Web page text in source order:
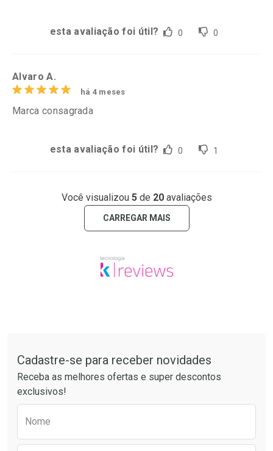
esta avaliação foi útil? 0 0
Alvaro A.
há 4 meses
Marca consagrada
esta avaliação foi útil? 0 1
Você visualizou 5de 20avaliações
CARREGAR MAIS
Cadastre-se para receber novidades
Receba as melhores ofertas e super descontos
exclusivos!
Nome